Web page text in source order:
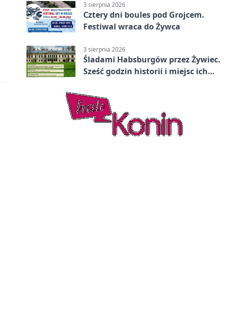
3 sierpnia 2026
Cztery dni boules pod Grojcem.
Festiwal wraca do Żywca
3 sierpnia 2026
Śladami Habsburgów przez Żywiec.
Sześć godzin historii i miejsc ich